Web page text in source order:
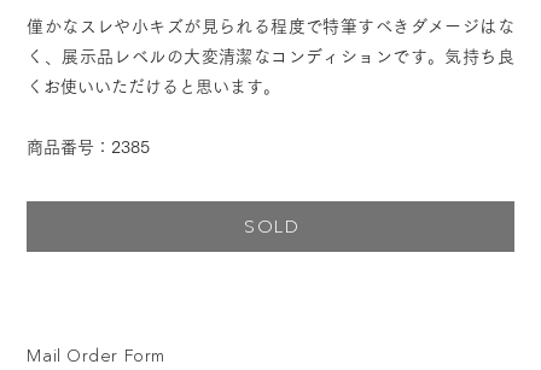
Mail Order Form
僅かなスレや小キズが見られる程度で特筆すべきダメージはな
く、展示品レベルの大変清潔なコンディションです。気持ち良
くお使いいただけると思います。
商品番号：2385
SOLD